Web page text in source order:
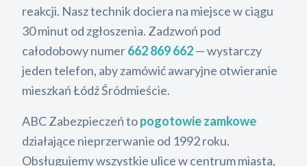
reakcji. Nasz technik dociera na miejsce w ciągu
30 minut od zgłoszenia. Zadzwoń pod
całodobowy numer662 869 662— wystarczy
jeden telefon, aby zamówić awaryjne otwieranie
mieszkań Łódź Śródmieście.
ABC Zabezpieczeń topogotowie zamkowe
działające nieprzerwanie od 1992 roku.
Obsługujemy wszystkie ulice w centrum miasta,